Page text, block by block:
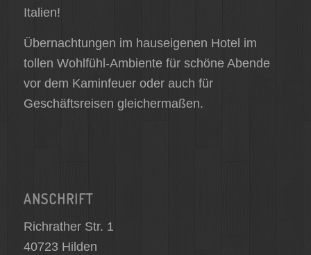
Italien!
Übernachtungen im hauseigenen Hotel im
tollen Wohlfühl-Ambiente für schöne Abende
vor dem Kaminfeuer oder auch für
Geschäftsreisen gleichermaßen.
ANSCHRIFT
Richrather Str. 1
40723 Hilden